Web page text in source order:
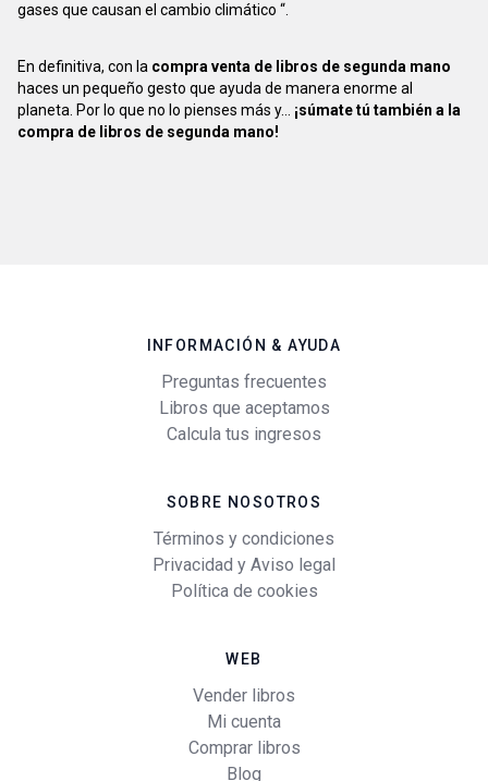
gases que causan el cambio climático “.
En definitiva, con la compra venta de libros de segunda mano
haces un pequeño gesto que ayuda de manera enorme al
planeta. Por lo que no lo pienses más y... ¡súmate tú también a la
compra de libros de segunda mano!
INFORMACIÓN & AYUDA
Preguntas frecuentes
Libros que aceptamos
Calcula tus ingresos
SOBRE NOSOTROS
Términos y condiciones
Privacidad y Aviso legal
Política de cookies
WEB
Vender libros
Mi cuenta
Comprar libros
Blog